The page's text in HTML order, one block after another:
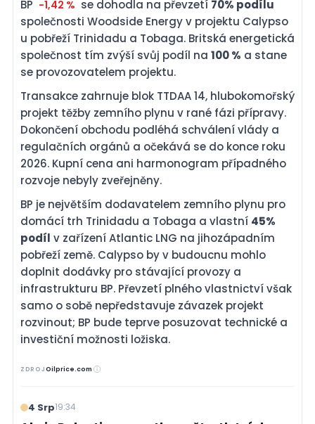
BP -1,42 % se dohodla na převzetí 70% podílu
společnosti Woodside Energy v projektu Calypso
u pobřeží Trinidadu a Tobaga. Britská energetická
společnost tím zvýší svůj podíl na 100 % a stane
se provozovatelem projektu.
Transakce zahrnuje blok TTDAA 14, hlubokomořský
projekt těžby zemního plynu v rané fázi přípravy.
Dokončení obchodu podléhá schválení vlády a
regulačních orgánů a očekává se do konce roku
2026. Kupní cena ani harmonogram případného
rozvoje nebyly zveřejněny.
BP je největším dodavatelem zemního plynu pro
domácí trh Trinidadu a Tobaga a vlastní 45%
podíl v zařízení Atlantic LNG na jihozápadním
pobřeží země. Calypso by v budoucnu mohlo
doplnit dodávky pro stávající provozy a
infrastrukturu BP. Převzetí plného vlastnictví však
samo o sobě nepředstavuje závazek projekt
rozvinout; BP bude teprve posuzovat technické a
investiční možnosti ložiska.
ZDROJOilprice.com
4 Srp19:34